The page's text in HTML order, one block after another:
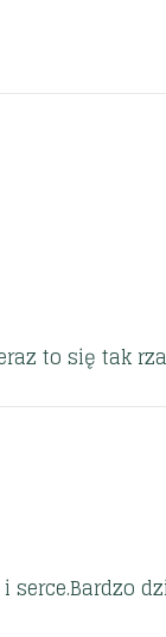
to się tak
serce.Bardzo